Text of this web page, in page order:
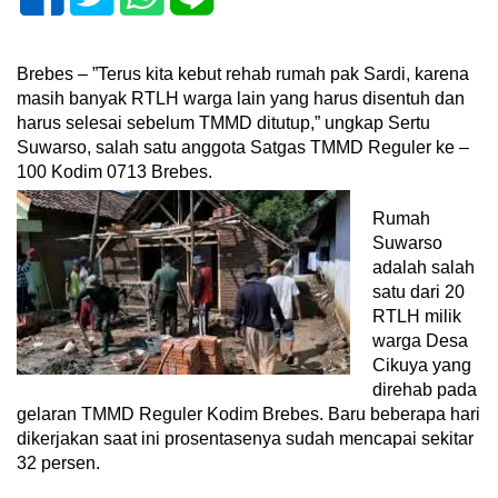
Brebes – ”Terus kita kebut rehab rumah pak Sardi, karena
masih banyak RTLH warga lain yang harus disentuh dan
harus selesai sebelum TMMD ditutup,” ungkap Sertu
Suwarso, salah satu anggota Satgas TMMD Reguler ke –
100 Kodim 0713 Brebes.
Rumah
Suwarso
adalah salah
satu dari 20
RTLH milik
warga Desa
Cikuya yang
direhab pada
gelaran TMMD Reguler Kodim Brebes. Baru beberapa hari
dikerjakan saat ini prosentasenya sudah mencapai sekitar
32 persen.